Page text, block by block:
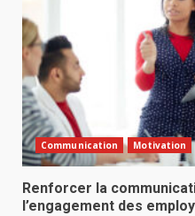
Communication Motivation
Renforcer la
l’engagement des